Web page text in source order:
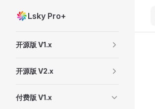
Skip to content
Lsky Pro+
开源版 V1.x
开源版 V2.x
付费版 V1.x